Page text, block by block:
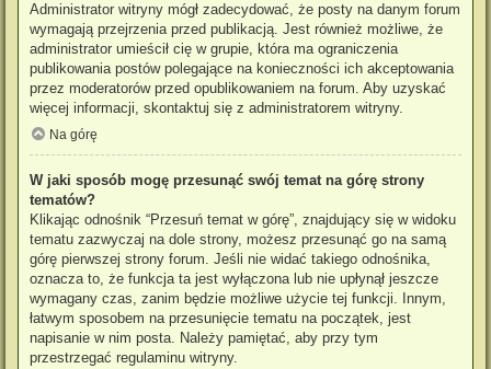
Administrator witryny mógł zadecydować, że posty na danym forum
wymagają przejrzenia przed publikacją. Jest również możliwe, że
administrator umieścił cię w grupie, która ma ograniczenia
publikowania postów polegające na konieczności ich akceptowania
przez moderatorów przed opublikowaniem na forum. Aby uzyskać
więcej informacji, skontaktuj się z administratorem witryny.
Na górę
W jaki sposób mogę przesunąć swój temat na górę strony
tematów?
Klikając odnośnik “Przesuń temat w górę”, znajdujący się w widoku
tematu zazwyczaj na dole strony, możesz przesunąć go na samą
górę pierwszej strony forum. Jeśli nie widać takiego odnośnika,
oznacza to, że funkcja ta jest wyłączona lub nie upłynął jeszcze
wymagany czas, zanim będzie możliwe użycie tej funkcji. Innym,
łatwym sposobem na przesunięcie tematu na początek, jest
napisanie w nim posta. Należy pamiętać, aby przy tym
przestrzegać regulaminu witryny.